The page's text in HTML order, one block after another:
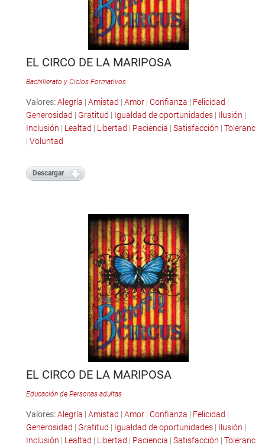
EL CIRCO DE LA MARIPOSA
Bachillerato y Ciclos Formativos
Valores:Alegría | Amistad | Amor| Confianza | Felicidad |
Generosidad | Gratitud | Igualdad de oportunidades| Ilusión |
Inclusión | Lealtad | Libertad | Paciencia | Satisfacción | Tolerancia
| Voluntad
Descargar
EL CIRCO DE LA MARIPOSA
Educación de Personas adultas
Valores:Alegría | Amistad | Amor| Confianza | Felicidad |
Generosidad | Gratitud | Igualdad de oportunidades| Ilusión |
Inclusión | Lealtad | Libertad | Paciencia | Satisfacción | Tolerancia